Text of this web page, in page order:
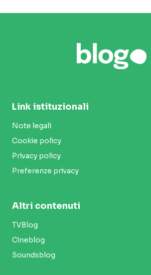
Link istituzionali
Note legali
Cookie policy
Privacy policy
Preferenze privacy
Altri contenuti
TVBlog
Cineblog
Soundsblog